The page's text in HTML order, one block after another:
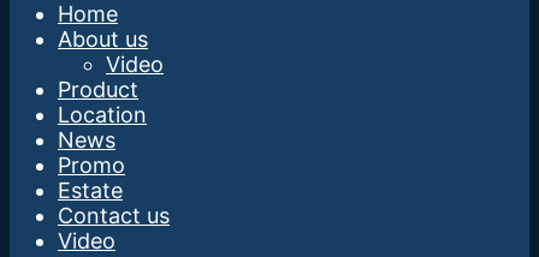
Home
About us
Video
Product
Location
News
Promo
Estate
Contact us
Video